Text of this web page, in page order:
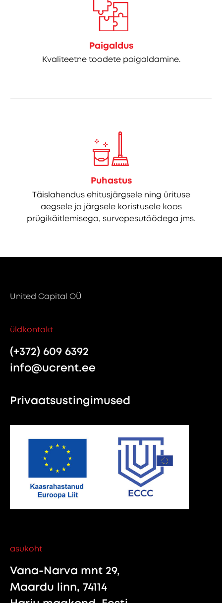
Paigaldus
Kvaliteetne toodete paigaldamine.
Puhastus
Täislahendus ehitusjärgsele ning ürituse
aegsele ja järgsele koristusele koos
prügikäitlemisega, survepesutöödega jms.
United Capital OÜ
üldkontakt
(+372) 609 6392
info@ucrent.ee
Privaatsustingimused
asukoht
Vana-Narva mnt 29,
Maardu linn, 74114